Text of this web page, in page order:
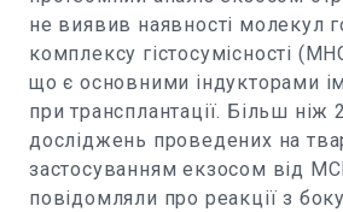
не виявив наявності молекул
комплексу гістосумісності
що є основними індукторами
при трансплантації. Більш ніж
досліджень проведених на
застосуванням екзосом від
повідомляли про реакції з